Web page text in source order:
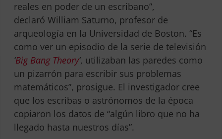
reales en poder de un escribano”,
declaró William Saturno, profesor de
arqueología en la Universidad de Boston. “Es
como ver un episodio de la serie de televisión
‘Big Bang Theory‘, utilizaban las paredes como
un pizarrón para escribir sus problemas
matemáticos”, prosigue. El investigador cree
que los escribas o astrónomos de la época
copiaron los datos de “algún libro que no ha
llegado hasta nuestros días”.